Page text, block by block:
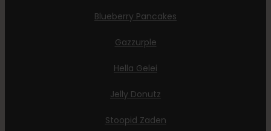
Blueberry Pancakes
Gazzurple
Hella Gelei
Jelly Donutz
Stoopid Zaden